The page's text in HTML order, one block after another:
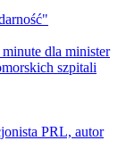
dla minister
szpitali
PRL, autor